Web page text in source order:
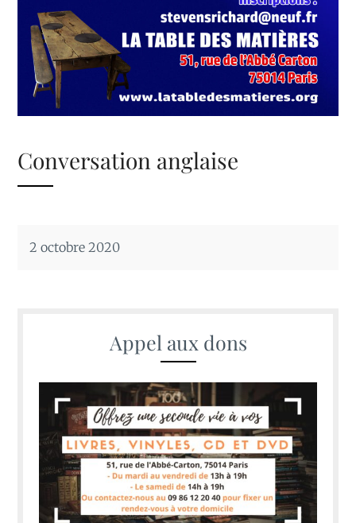
Conversation anglaise
2 octobre 2020
Appel aux dons